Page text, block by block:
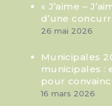
« J’aime –
d’une
26 mai 2026
Municipales
municipales :
pour
16 mars 2026